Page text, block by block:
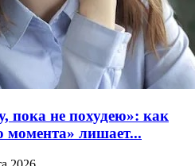
пока не похудею»: как
момента» лишает...